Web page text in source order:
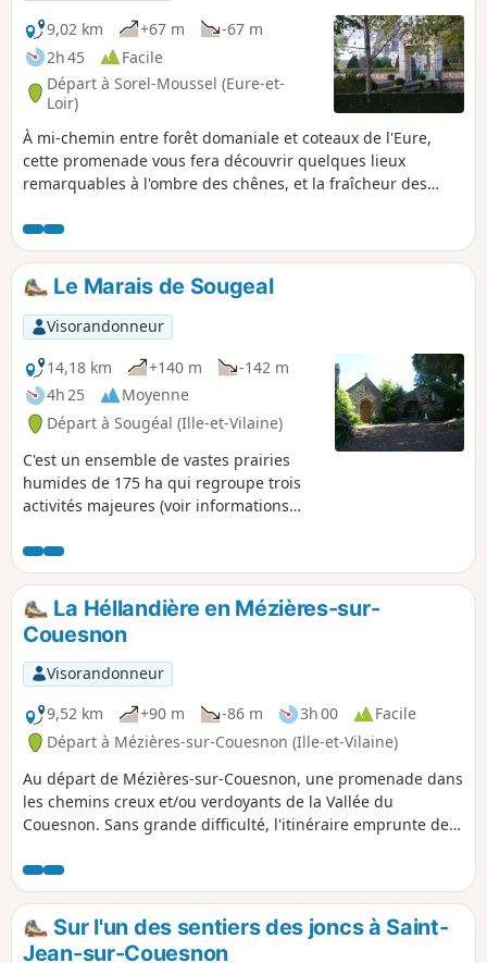
9,02 km
+67 m
-67 m
2h 45
Facile
Départ à Sorel-Moussel (Eure-et-
Loir)
À mi-chemin entre forêt domaniale et coteaux de l'Eure,
cette promenade vous fera découvrir quelques lieux
remarquables à l'ombre des chênes, et la fraîcheur des
Sorel, pour ensuite cheminer sur l'ancienne voie ferrée (voie
verte) vers Marcilly-sur-Eure.
Le Marais de Sougeal
Visorandonneur
14,18 km
+140 m
-142 m
4h 25
Moyenne
Départ à Sougéal (Ille-et-Vilaine)
C'est un ensemble de vastes prairies
humides de 175 ha qui regroupe trois
activités majeures (voir informations
découverte de ce milieu en commençant
par la passe à poissons puis en
longeant au plus prêt le Couesnon.
Dans cette réserve naturelle régionale,
seuls les chants des oiseaux sont
audibles.
La Héllandière en Mézières-sur-
Couesnon
Visorandonneur
9,52 km
+90 m -86 m 3h 00
Facile
Départ à Mézières-sur-Couesnon (Ille-et-Vilaine)
Au départ de Mézières-sur-Couesnon, une promenade dans
les chemins creux et/ou verdoyants de la Vallée du
Couesnon. Sans grande difficulté, l'itinéraire emprunte des
fait en famille.
Sur l'un des sentiers des joncs à Saint-
Jean-sur-Couesnon